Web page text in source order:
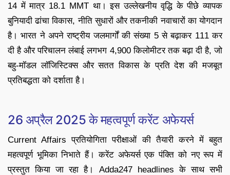
14 में मात्र 18.1 MMT था। इस उल्लेखनीय वृद्धि के पीछे व्यापक
बुनियादी ढांचा विकास, नीति सुधारों और तकनीकी नवाचारों का योगदान
है। भारत ने अपने राष्ट्रीय जलमार्गों की संख्या 5 से बढ़ाकर 111 कर
दी है और परिचालन लंबाई लगभग 4,900 किलोमीटर तक बढ़ा दी है, जो
बहु-मॉडल लॉजिस्टिक्स और सतत विकास के प्रति देश की मजबूत
प्रतिबद्धता को दर्शाता है।
26 अप्रैल 2025 के महत्वपूर्ण करेंट अफेयर्स
Current Affairs प्रतियोगिता परीक्षाओं की तैयारी करने में बहुत
महत्वपूर्ण भूमिका निभाते हैं। करेंट अफेयर्स एक पंक्ति को नए रूप में
प्रस्तुत किया जा रहा है। Adda247 headlines के साथ सभी